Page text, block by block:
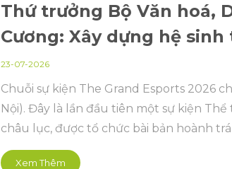
Thứ trưởng Bộ Văn hoá,
Cương: Xây dựng hệ
chuyên nghiệp và bền
23-07-2026
Chuỗi sự kiện The Grand Esports 2026
Nội). Đây là lần đầu tiên một sự kiện
châu lục, được tổ chức bài bản hoành
hóa sâu sắc.
Xem Thêm